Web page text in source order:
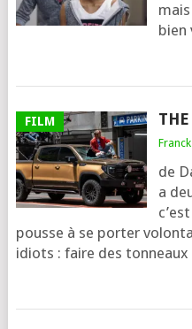
bien
FILM
Franck
de
a
pousse à se por­ter
idiots : faire des ton­neaux